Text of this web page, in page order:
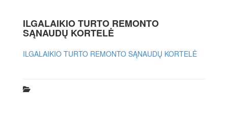
ILGALAIKIO TURTO REMONTO
SĄNAUDŲ KORTELĖ
ILGALAIKIO TURTO REMONTO SĄNAUDŲ KORTELĖ